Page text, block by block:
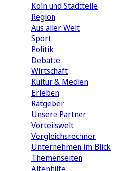
Köln und Stadtteile
Region
Aus aller Welt
Sport
Politik
Debatte
Wirtschaft
Kultur & Medien
Erleben
Ratgeber
Unsere Partner
Vorteilswelt
Vergleichsrechner
Unternehmen im Blick
Themenseiten
Altenhilfe